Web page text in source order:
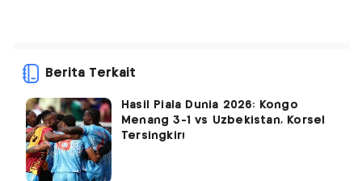
Berita Terkait
Hasil Piala Dunia 2026: Kongo
Menang 3-1 vs Uzbekistan, Korsel
Tersingkir!